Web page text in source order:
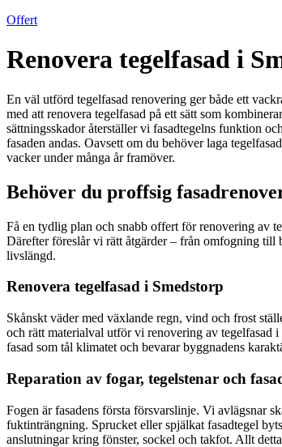
Offert
Renovera tegelfasad i
En väl utförd tegelfasad renovering ger både ett
med att renovera tegelfasad på ett sätt som
sättningsskador återställer vi fasadtegelns funktion
fasaden andas. Oavsett om du behöver laga
vacker under många år framöver.
Behöver du proffsig
Få en tydlig plan och snabb offert för renovering av
Därefter föreslår vi rätt åtgärder – från omfogning till
livslängd.
Renovera tegelfasad i Smedstorp
Skånskt väder med växlande regn, vind och frost
och rätt materialval utför vi renovering av tegelfasad
fasad som tål klimatet och bevarar byggnadens
Reparation av fogar, tegelstenar och
Fogen är fasadens första försvarslinje. Vi avlägsnar
fuktinträngning. Sprucket eller spjälkat fasadtegel
anslutningar kring fönster, sockel och takfot. Allt